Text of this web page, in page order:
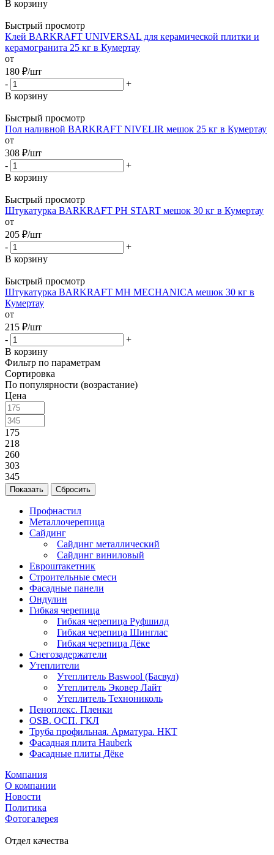
В корзину
Быстрый просмотр
Клей BARKRAFT UNIVERSAL для керамической плитки и
керамогранита 25 кг в Кумертау
от
180 ₽/шт
-
+
В корзину
Быстрый просмотр
Пол наливной BARKRAFT NIVELIR мешок 25 кг в Кумертау
от
308 ₽/шт
-
+
В корзину
Быстрый просмотр
Штукатурка BARKRAFT PH START мешок 30 кг в Кумертау
от
205 ₽/шт
-
+
В корзину
Быстрый просмотр
Штукатурка BARKRAFT MH MECHANICA мешок 30 кг в
Кумертау
от
215 ₽/шт
-
+
В корзину
Фильтр по параметрам
Сортировка
По популярности (возрастание)
Цена
175
218
260
303
345
Сбросить
Профнастил
Металлочерепица
Сайдинг
Сайдинг металлический
Сайдинг виниловый
Евроштакетник
Строительные смеси
Фасадные панели
Ондулин
Гибкая черепица
Гибкая черепица Руфшилд
Гибкая черепица Шинглас
Гибкая черепица Дёке
Снегозадержатели
Утеплители
Утеплитель Baswool (Басвул)
Утеплитель Эковер Лайт
Утеплитель Технониколь
Пеноплекс. Пленки
OSB. ОСП. ГКЛ
Труба профильная. Арматура. НКТ
Фасадная плита Hauberk
Фасадные плиты Дёке
Компания
О компании
Новости
Политика
Фотогалерея
Отдел качества